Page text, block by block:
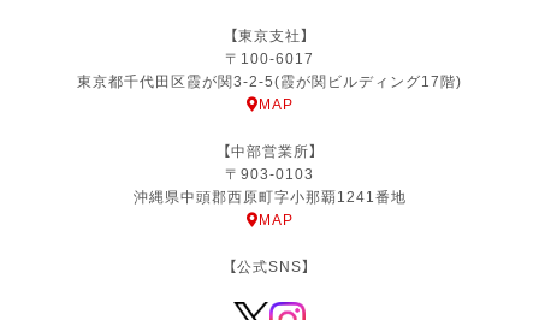
【東京支社】
〒100-6017
東京都千代田区霞が関3-2-5(霞が関ビルディング17階)
MAP
【中部営業所】
〒903-0103
沖縄県中頭郡西原町字小那覇1241番地
MAP
【公式SNS】